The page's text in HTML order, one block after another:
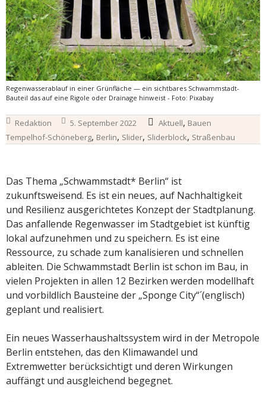
Regenwasserablauf in einer Grünfläche — ein sichtbares Schwammstadt-
Bauteil das auf eine Rigole oder Drainage hinweist - Foto: Pixabay
Redaktion 5. September 2022 Aktuell, Bauen
Tempelhof-Schöneberg, Berlin, Slider, Sliderblock, Straßenbau
Das Thema „Schwammstadt* Berlin“ ist
zukunftsweisend. Es ist ein neues, auf Nachhaltigkeit
und Resilienz ausgerichtetes Konzept der Stadtplanung.
Das anfallende Regenwasser im Stadtgebiet ist künftig
lokal aufzunehmen und zu speichern. Es ist eine
Ressource, zu schade zum kanalisieren und schnellen
ableiten. Die Schwammstadt Berlin ist schon im Bau, in
vielen Projekten in allen 12 Bezirken werden modellhaft
und vorbildlich Bausteine der „Sponge City“´(englisch)
geplant und realisiert.
Ein neues Wasserhaushaltssystem wird in der Metropole
Berlin entstehen, das den Klimawandel und
Extremwetter berücksichtigt und deren Wirkungen
auffängt und ausgleichend begegnet.